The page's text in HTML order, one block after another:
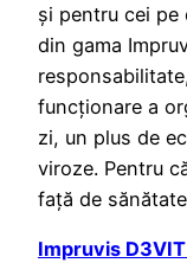
și pentru cei pe
din gama
funcționare a
zi, un plus de
viroze. Pentru
față de
Impruvis